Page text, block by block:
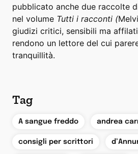
pubblicato anche due raccolte
nel volume Tutti i racconti (
giudizi critici, sensibili ma
rendono un lettore del cui
tranquillità.
Tag
A sangue freddo andrea
consigli per scrittori